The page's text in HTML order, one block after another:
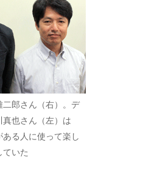
二郎さん（右）。デ
也さん（左）は
ある人に使って楽し
ていた